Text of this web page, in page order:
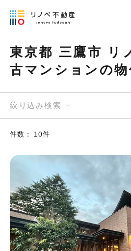
東京都 三鷹市 リ
古マンションの物
絞り込み検索
件数： 10件